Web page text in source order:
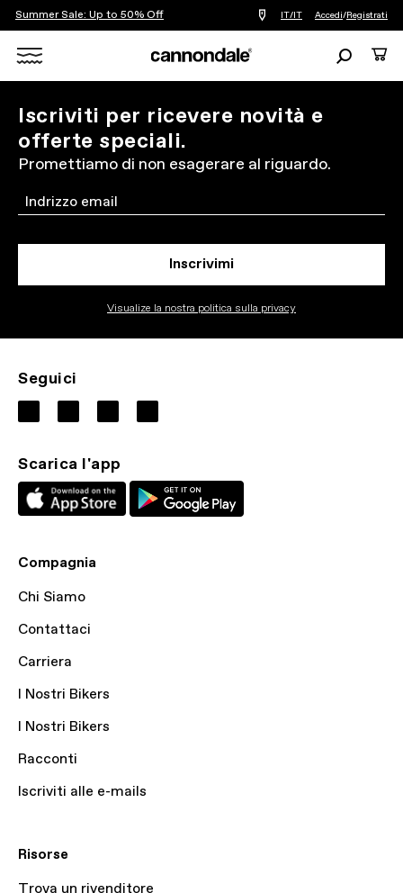
Summer Sale: Up to 50% Off
Trova
un
vicino
me
IT/IT Accedi/Registrati
Ricerca
Iscriviti per ricevere novità e
offerte speciali.
Promettiamo di non esagerare al riguardo.
Email
Inscrivimi
Visualize la nostra politica sulla privacy
Seguici
Scarica l'app
Compagnia
Chi Siamo
Contattaci
Carriera
I Nostri Bikers
I Nostri Bikers
Racconti
Iscriviti alle e-mails
Risorse
Trova un rivenditore